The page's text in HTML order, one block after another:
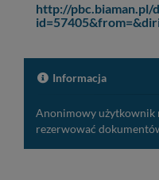
http://pbc.biaman.pl/
Informacja
Anonimowy użytkownik
rezerwować